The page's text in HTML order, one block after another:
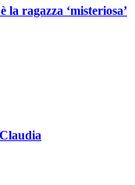
ragazza ‘misteriosa’